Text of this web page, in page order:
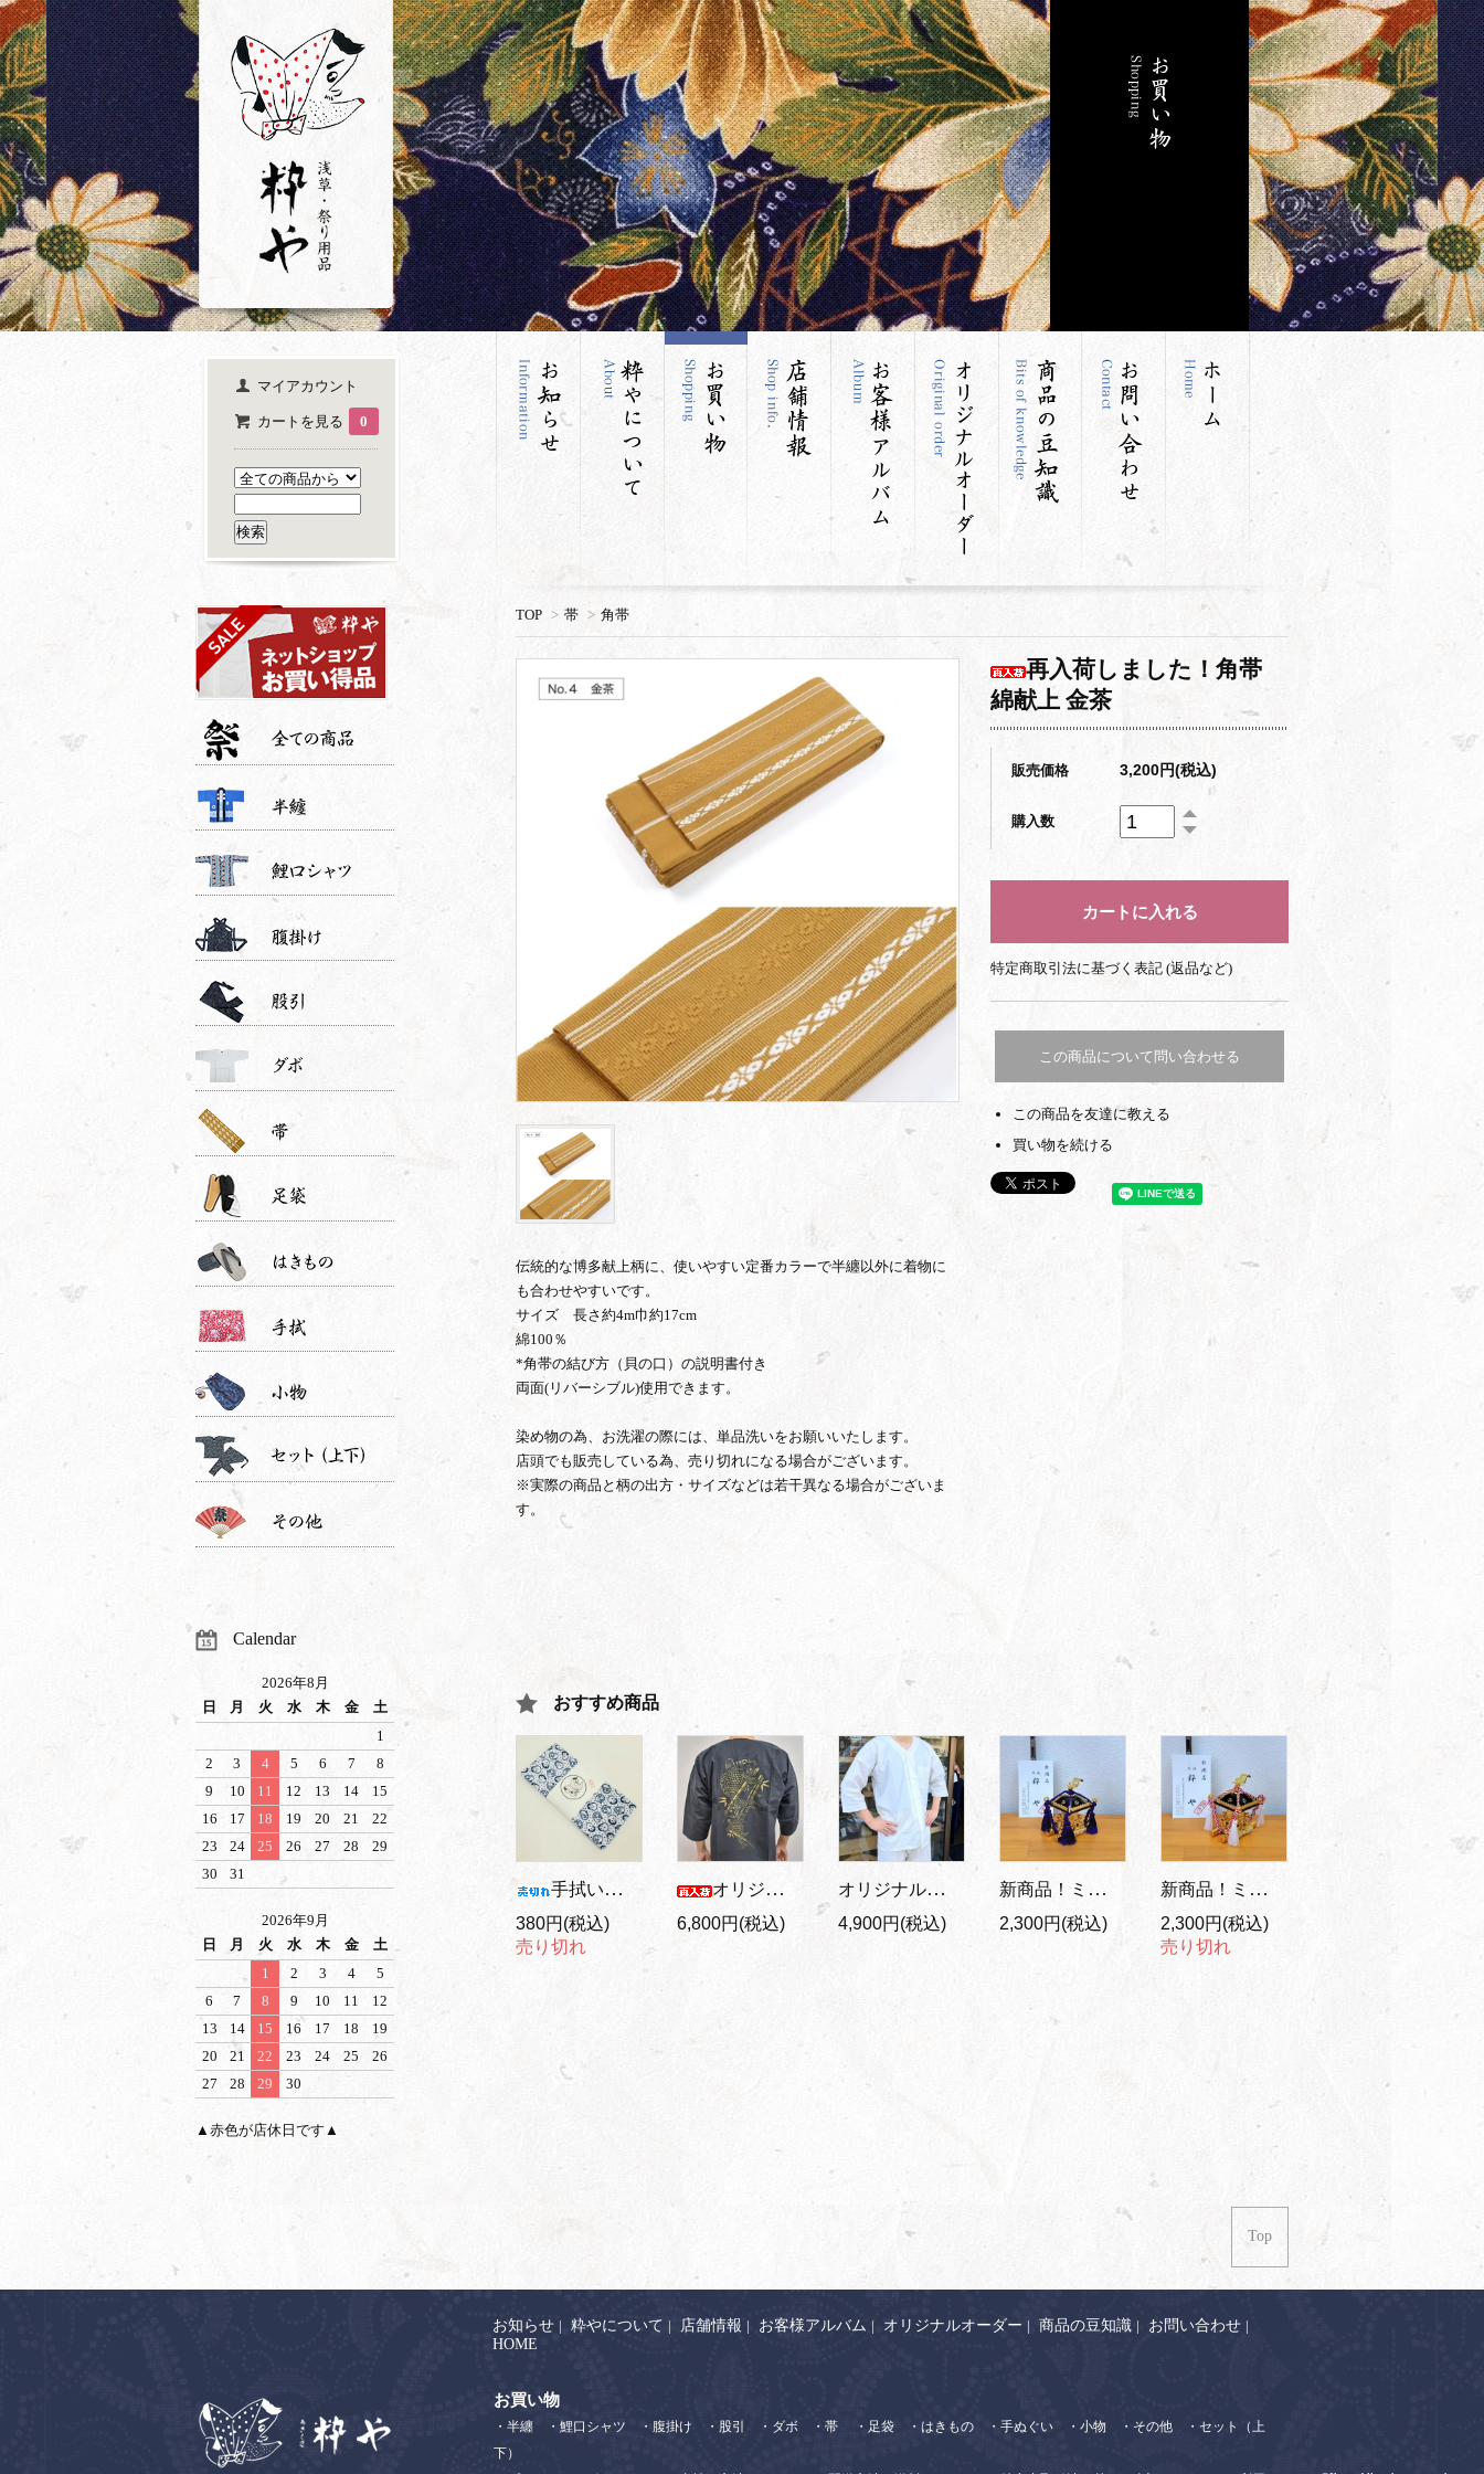
マイアカウント
カートを見る 0
TOP > 帯 > 角帯
再入荷しました！角帯
綿献上 金茶
販売価格 3,200円(税込)
購入数
伝統的な博多献上柄に、使いやすい定番カラーで半纏以外に着物に
も合わせやすいです。
サイズ 長さ約4m巾約17cm
綿100％
*角帯の結び方（貝の口）の説明書付き
両面(リバーシブル)使用できます。
染め物の為、お洗濯の際には、単品洗いをお願いいたします。
店頭でも販売している為、売り切れになる場合がございます。
※実際の商品と柄の出方・サイズなどは若干異なる場合がございま
す。
特定商取引法に基づく表記 (返品など)
この商品について問い合わせる
この商品を友達に教える
買い物を続ける
おすすめ商品
手拭い おかめとひょっとこ
380円(税込)
売り切れ
オリジナル バックプリント/大人用 鯉口シャツ 金鯉/黒地
6,800円(税込)
オリジナル大人用 鯉口シャツ 白
4,900円(税込)
新商品！ミニ神輿 置物/紫紐
2,300円(税込)
新商品！ミニ神輿 置物/紅白紐
2,300円(税込)
売り切れ
Calendar
2026年8月
日
月 火 水 木 金
土
1
2
3 4 5 6 7
8
9
10 11 12 13 14
15
16
17 18 19 20 21
22
23
24 25 26 27 28
29
30
31
2026年9月
日
月 火 水 木 金
土
1
2 3 4
5
6
7 8 9 10 11
12
13
14 15 16 17 18
19
20
21 22 23 24 25
26
27
28 29 30
▲赤色が店休日です▲
Top
お知らせ | 粋やについて | 店舗情報 | お客様アルバム | オリジナルオーダー | 商品の豆知識 | お問い合わせ |
HOME
お買い物
・半纏 ・鯉口シャツ ・腹掛け ・股引 ・ダボ ・帯 ・足袋 ・はきもの ・手ぬぐい ・小物 ・その他
・セット（上
下）